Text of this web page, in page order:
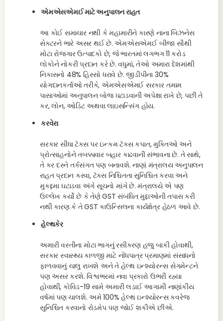
એમએસએમઈ માટે અનુપાલન રાહત
આ કોઈ સમાચાર નથી કે મહામારીને કારણે નાના બિઝનેસ
સેક્ટરને ભારે અસર થઈ છે. એમએસએમઈ બીજા સૌથી
મોટા રોજગાર ઉત્પાદકો છે, જે ભારતમાં લગભગ 11 કરોડ
લોકોને નોકરી પ્રદાન કરે છે. વધુમાં, તેઓ અમારા દેશમાંથી
નિકાસનો 48% હિસ્સો ધરાવે છે. જીડીપીના 30%
યોગદાનકર્તાઓ તરીકે, એમએસએમઈ સરકાર તમામ
પાસાઓમાં અનુપાલન બોજ ઘટાડવાની અપેક્ષા રાખે છે, પછી તે
કર, લોન, ઓડિટ અથવા લાઇસન્સિંગ હોય.
કરવેરા
સરકાર સીધા ટૅક્સ પર ઇન્કમ ટૅક્સ કપાત, મુક્તિઓ અને
પ્રોત્સાહનોને તબક્કાવાર બહાર કાઢવાની સંભાવના છે. તે સાથે,
તે કર દરને તર્કસંગત પણ બનાવશે. નાણાં મંત્રાલય અનુપાલન
રાહત પ્રદાન કરવા, ટૅક્સ નિશ્ચિતતા સુનિશ્ચિત કરવા અને
મુકદ્દમા ઘટાડવા અંગે સૂચનો માંગે છે. મંત્રાલયે એ પણ
ઉલ્લેખ કર્યો છે કે તેણે GST સંબંધિત મુદ્દાઓની તપાસ કરી
નથી કારણ કે તે GST કાઉન્સિલના કાર્યક્ષેત્ર હેઠળ આવે છે.
હેલ્થકેર
અમારી વસ્તીના મોટા ભાગનું રસીકરણ હજુ બાકી હોવાથી,
સરકાર સ્વાસ્થ્ય કાળજી માટે નોંધપાત્ર પ્રમાણમાં સંસાધનો
ફાળવવાનું ચાલુ રાખશે અને તે હેલ્થ ઇન્શ્યોરન્સ સેગમેન્ટને
પણ અસર કરશે. વિશ્વભરમાં નવા પ્રકારો ઉભરી રહ્યા
હોવાથી, કોવિડ-19 સામે અમારી લડાઈ આગામી નાણાંકીય
વર્ષમાં પણ ચાલશે. અમે 100% હેલ્થ ઇન્શ્યોરન્સ કવરેજ
સુનિશ્ચિત કરવાનો રોડમેપ પણ જોઈ શકીએ છીએ.